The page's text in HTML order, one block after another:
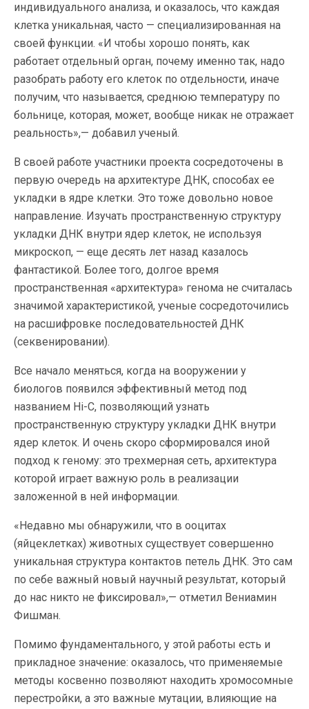
индивидуального анализа, и оказалось, что каждая
клетка уникальная, часто — специализированная на
своей функции. «И чтобы хорошо понять, как
работает отдельный орган, почему именно так, надо
разобрать работу его клеток по отдельности, иначе
получим, что называется, среднюю температуру по
больнице, которая, может, вообще никак не отражает
реальность»,— добавил ученый.
В своей работе участники проекта сосредоточены в
первую очередь на архитектуре ДНК, способах ее
укладки в ядре клетки. Это тоже довольно новое
направление. Изучать пространственную структуру
укладки ДНК внутри ядер клеток, не используя
микроскоп, — еще десять лет назад казалось
фантастикой. Более того, долгое время
пространственная «архитектура» генома не считалась
значимой характеристикой, ученые сосредоточились
на расшифровке последовательностей ДНК
(секвенировании).
Все начало меняться, когда на вооружении у
биологов появился эффективный метод под
названием Hi-C, позволяющий узнать
пространственную структуру укладки ДНК внутри
ядер клеток. И очень скоро сформировался иной
подход к геному: это трехмерная сеть, архитектура
которой играет важную роль в реализации
заложенной в ней информации.
«Недавно мы обнаружили, что в ооцитах
(яйцеклетках) животных существует совершенно
уникальная структура контактов петель ДНК. Это сам
по себе важный новый научный результат, который
до нас никто не фиксировал»,— отметил Вениамин
Фишман.
Помимо фундаментального, у этой работы есть и
прикладное значение: оказалось, что применяемые
методы косвенно позволяют находить хромосомные
перестройки, а это важные мутации, влияющие на